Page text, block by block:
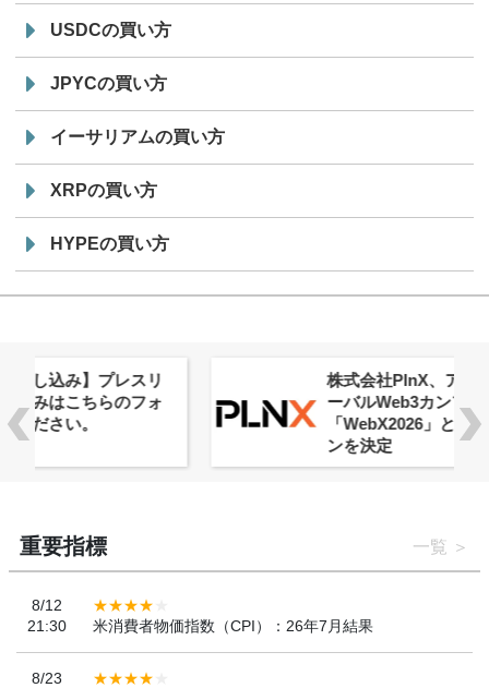
USDCの買い方
JPYCの買い方
イーサリアムの買い方
XRPの買い方
HYPEの買い方
株式会社PlnX、アジア最大級のグロ
ーバルWeb3カンファレンス
「WebX2026」とのコラボレーショ
重要指標 一覧
8/12
21:30
米消費者物価指数（CPI）：26年7月結果
8/23